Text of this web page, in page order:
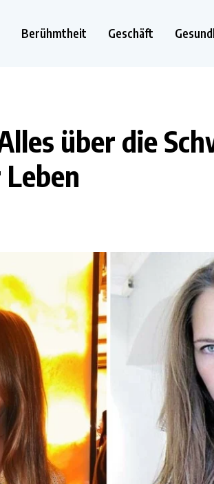
Berühmtheit Geschäft
über die